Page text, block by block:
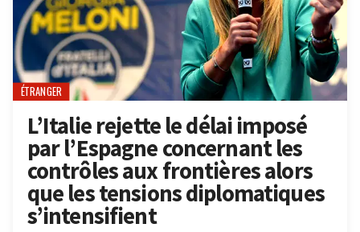
ÉTRANGER
L’Italie rejette le délai imposé
par l’Espagne concernant les
contrôles aux frontières alors
que les tensions diplomatiques
s’intensifient